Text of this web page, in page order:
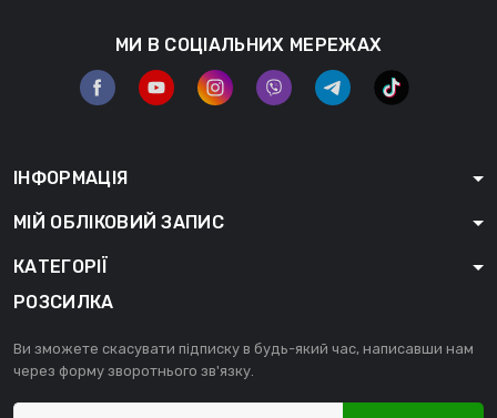
МИ В СОЦІАЛЬНИХ МЕРЕЖАХ
ІНФОРМАЦІЯ
МІЙ ОБЛІКОВИЙ ЗАПИС
КАТЕГОРІЇ
РОЗСИЛКА
Ви зможете скасувати підписку в будь-який час, написавши нам
через форму зворотнього зв'язку.